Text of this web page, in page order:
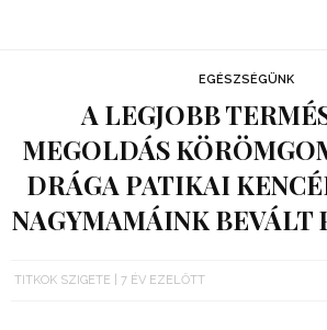
EGÉSZSÉGÜNK
A LEGJOBB
MEGOLDÁS
DRÁGA PATIKAI
NAGYMAMÁINK BEVÁLT
TITKOK SZIGETE 7 ÉV EZELŐTT